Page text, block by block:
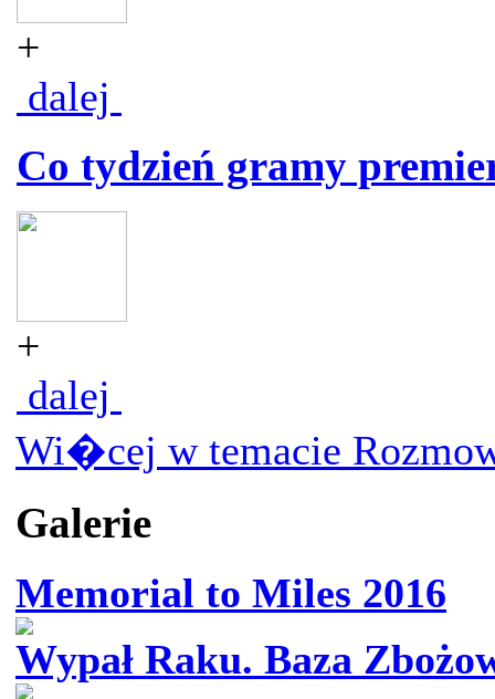
+
dalej
Co tydzień gramy
+
dalej
Wi�cej w temacie
Galerie
Memorial to Miles 2016
Wypał Raku. Baza